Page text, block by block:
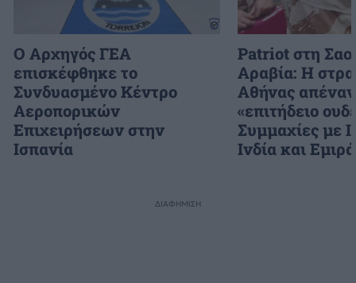
Ο Αρχηγός ΓΕΑ
επισκέφθηκε το
Συνδυασμένο Κέντρο
Αεροπορικών
Επιχειρήσεων στην
Ισπανία
Patriot στη
Αραβία: Η
Αθήνας
«επιτήδειο
Συμμαχίες με
Ινδία και
ΔΙΑΦΗΜΙΣΗ